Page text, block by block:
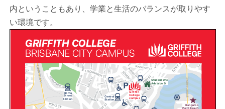
内ということもあり、学業と生活のバランスが取りやす
い環境です。